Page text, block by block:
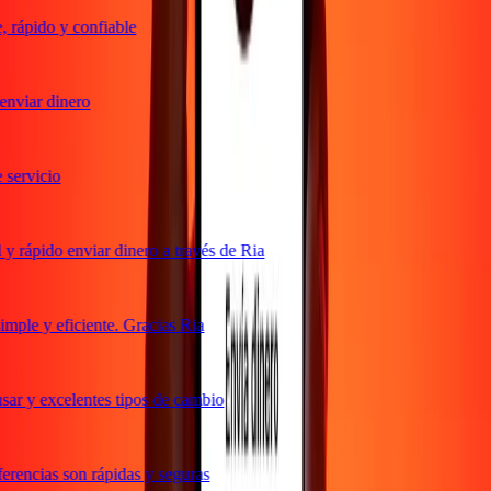
y confiable
dinero
enviar dinero a través de Ria
y eficiente. Gracias Ria
y excelentes tipos de cambio
son rápidas y seguras